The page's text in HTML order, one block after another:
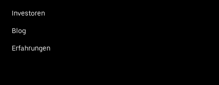
Investoren
Blog
Erfahrungen